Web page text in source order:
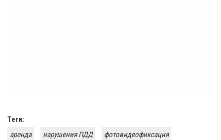
Теги:
аренда
нарушения ПДД
фотовидеофиксация